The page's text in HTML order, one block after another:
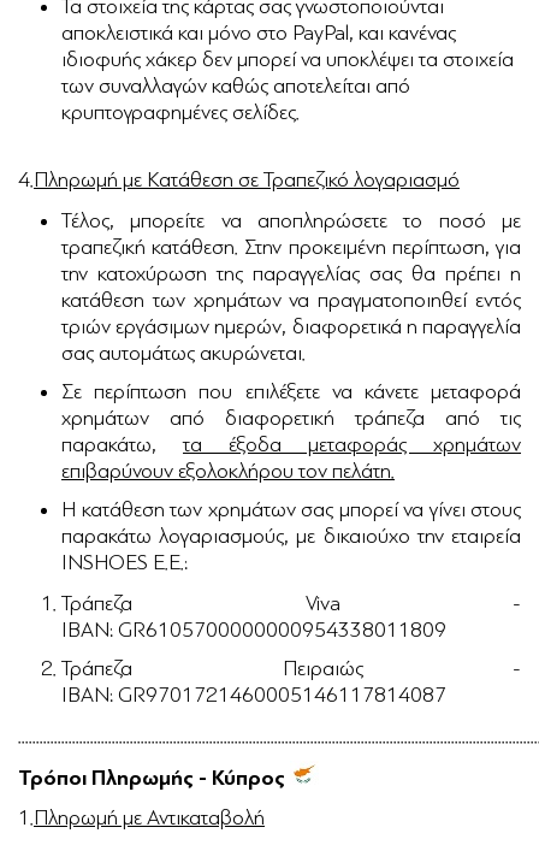
Τα στοιχεία της κάρτας σας γνωστοποιούνται
αποκλειστικά και μόνο στο PayPal, και κανένας
ιδιοφυής χάκερ δεν μπορεί να υποκλέψει τα στοιχεία
των συναλλαγών καθώς αποτελείται από
κρυπτογραφημένες σελίδες.
4.Πληρωμή με Κατάθεση σε Τραπεζικό λογαριασμό
Τέλος, μπορείτε να αποπληρώσετε το ποσό με
τραπεζική κατάθεση. Στην προκειμένη περίπτωση, για
την κατοχύρωση της παραγγελίας σας θα πρέπει η
κατάθεση των χρημάτων να πραγματοποιηθεί εντός
τριών εργάσιμων ημερών, διαφορετικά η παραγγελία
σας αυτομάτως ακυρώνεται.
Σε περίπτωση που επιλέξετε να κάνετε μεταφορά
χρημάτων από διαφορετική τράπεζα από τις
παρακάτω,τα έξοδα μεταφοράς χρημάτων
επιβαρύνουν εξολοκλήρου τον πελάτη.
Η κατάθεση των χρημάτων σας μπορεί να γίνει στους
παρακάτω λογαριασμούς, με δικαιούχο την εταιρεία
INSHOES Ε.Ε.:
Τράπεζα Viva -
IBAN: GR6105700000000954338011809
Τράπεζα Πειραιώς -
IBAN: GR9701721460005146117814087
Τρόποι Πληρωμής - Κύπρος
1.Πληρωμή με Αντικαταβολή